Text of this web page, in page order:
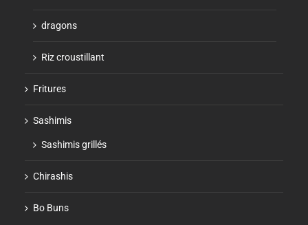
dragons
Riz croustillant
Fritures
Sashimis
Sashimis grillés
Chirashis
Bo Buns